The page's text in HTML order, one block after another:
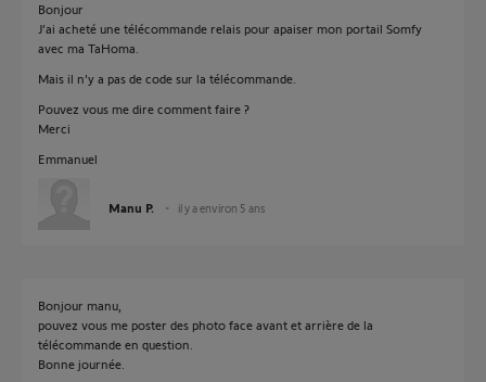
Bonjour
J’ai acheté une télécommande relais pour apaiser mon portail Somfy
avec ma TaHoma.
Mais il n’y a pas de code sur la télécommande.
Pouvez vous me dire comment faire ?
Merci
Emmanuel
Manu P. il y a environ 5 ans
Bonjour manu,
pouvez vous me poster des photo face avant et arrière de la
télécommande en question.
Bonne journée.